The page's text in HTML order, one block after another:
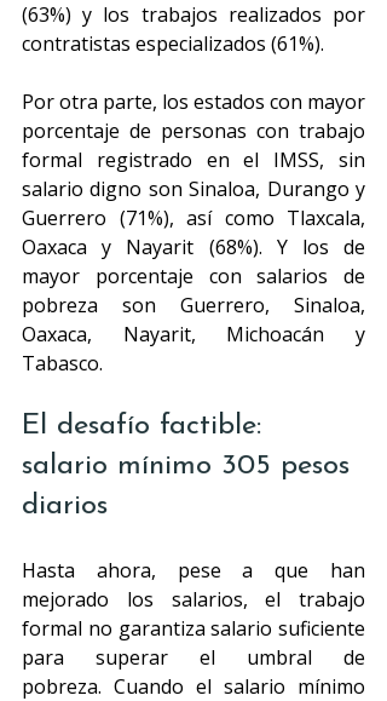
(63%) y los trabajos realizados por
contratistas especializados (61%).
Por otra parte, los estados con mayor
porcentaje de personas con trabajo
formal registrado en el IMSS, sin
salario digno son Sinaloa, Durango y
Guerrero (71%), así como Tlaxcala,
Oaxaca y Nayarit (68%). Y los de
mayor porcentaje con salarios de
pobreza son Guerrero, Sinaloa,
Oaxaca, Nayarit, Michoacán y
Tabasco.
El desafío factible:
salario mínimo 305 pesos
diarios
Hasta ahora, pese a que han
mejorado los salarios, el trabajo
formal no garantiza salario suficiente
para superar el umbral de
pobreza. Cuando el salario mínimo